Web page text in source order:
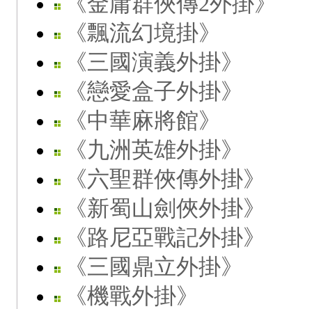
《飄流幻境掛》
《三國演義外掛》
《戀愛盒子外掛》
《中華麻將館》
《九洲英雄外掛》
《六聖群俠傳外掛》
《新蜀山劍俠外掛》
《路尼亞戰記外掛》
《三國鼎立外掛》
《機戰外掛》